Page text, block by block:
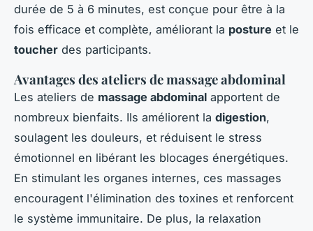
durée de 5 à 6 minutes, est conçue pour être à la
fois efficace et complète, améliorant la posture et le
toucher des participants.
Avantages des ateliers de massage abdominal
Les ateliers de massage abdominal apportent de
nombreux bienfaits. Ils améliorent la digestion,
soulagent les douleurs, et réduisent le stress
émotionnel en libérant les blocages énergétiques.
En stimulant les organes internes, ces massages
encouragent l'élimination des toxines et renforcent
le système immunitaire. De plus, la relaxation